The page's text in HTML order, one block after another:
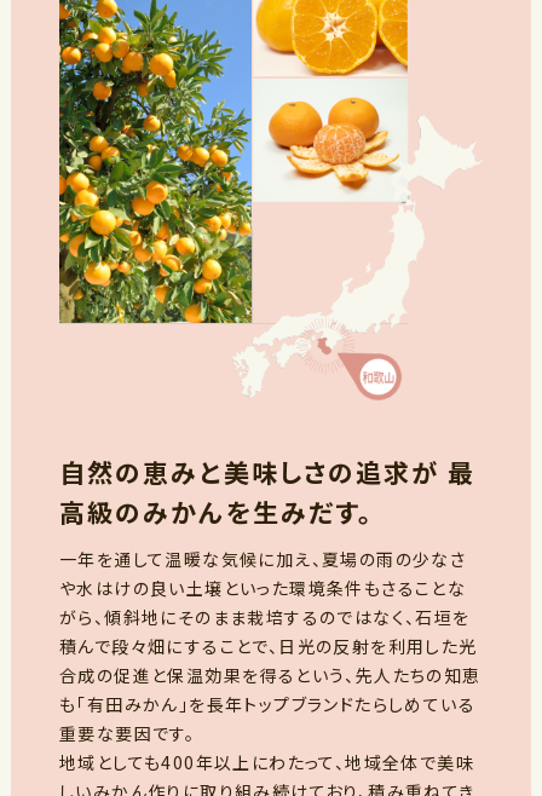
自然の恵みと美味しさの追求が 最
高級のみかんを生みだす。
一年を通して温暖な気候に加え、夏場の雨の少なさ
や水はけの良い土壌といった環境条件もさることな
がら、傾斜地にそのまま栽培するのではなく、石垣を
積んで段々畑にすることで、日光の反射を利用した光
合成の促進と保温効果を得るという、先人たちの知恵
も「有田みかん」を長年トップブランドたらしめている
重要な要因です。
地域としても400年以上にわたって、地域全体で美味